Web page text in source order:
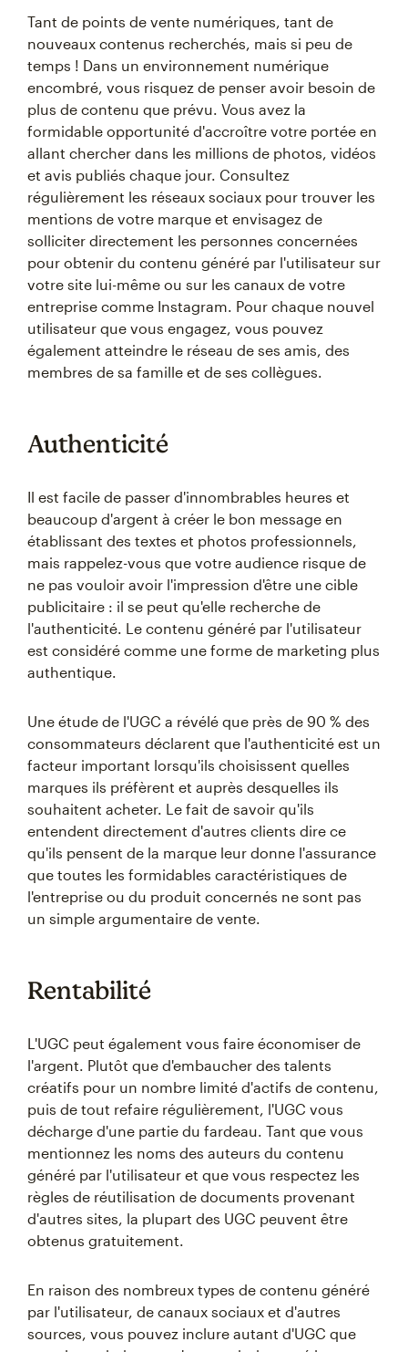
Tant de points de vente numériques, tant de
nouveaux contenus recherchés, mais si peu de
temps ! Dans un environnement numérique
encombré, vous risquez de penser avoir besoin de
plus de contenu que prévu. Vous avez la
formidable opportunité d'accroître votre portée en
allant chercher dans les millions de photos, vidéos
et avis publiés chaque jour. Consultez
régulièrement les réseaux sociaux pour trouver les
mentions de votre marque et envisagez de
solliciter directement les personnes concernées
pour obtenir du contenu généré par l'utilisateur sur
votre site lui-même ou sur les canaux de votre
entreprise comme Instagram. Pour chaque nouvel
utilisateur que vous engagez, vous pouvez
également atteindre le réseau de ses amis, des
membres de sa famille et de ses collègues.
Authenticité
Il est facile de passer d'innombrables heures et
beaucoup d'argent à créer le bon message en
établissant des textes et photos professionnels,
mais rappelez-vous que votre audience risque de
ne pas vouloir avoir l'impression d'être une cible
publicitaire : il se peut qu'elle recherche de
l'authenticité. Le contenu généré par l'utilisateur
est considéré comme une forme de marketing plus
authentique.
Une étude de l'UGC a révélé que près de 90 % des
consommateurs déclarent que l'authenticité est un
facteur important lorsqu'ils choisissent quelles
marques ils préfèrent et auprès desquelles ils
souhaitent acheter. Le fait de savoir qu'ils
entendent directement d'autres clients dire ce
qu'ils pensent de la marque leur donne l'assurance
que toutes les formidables caractéristiques de
l'entreprise ou du produit concernés ne sont pas
un simple argumentaire de vente.
Rentabilité
L'UGC peut également vous faire économiser de
l'argent. Plutôt que d'embaucher des talents
créatifs pour un nombre limité d'actifs de contenu,
puis de tout refaire régulièrement, l'UGC vous
décharge d'une partie du fardeau. Tant que vous
mentionnez les noms des auteurs du contenu
généré par l'utilisateur et que vous respectez les
règles de réutilisation de documents provenant
d'autres sites, la plupart des UGC peuvent être
obtenus gratuitement.
En raison des nombreux types de contenu généré
par l'utilisateur, de canaux sociaux et d'autres
sources, vous pouvez inclure autant d'UGC que